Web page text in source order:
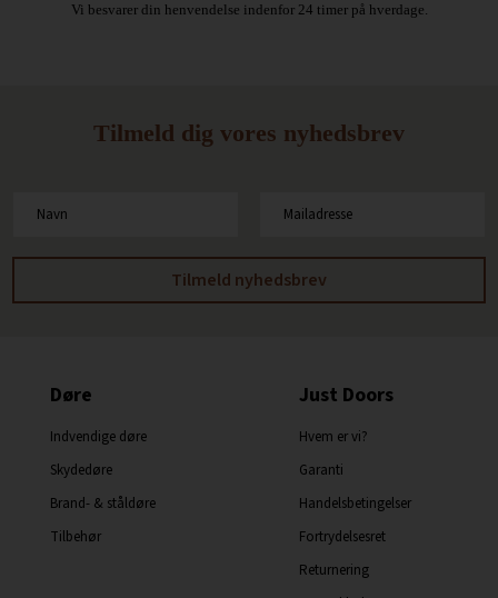
Vi besvarer din henvendelse indenfor 24 timer på hverdage.
Tilmeld dig vores nyhedsbrev
Døre
Indvendige døre
Skydedøre
Brand- & ståldøre
Tilbehør
Just Doors
Hvem er vi?
Garanti
Handelsbetingelser
Fortrydelsesret
Returnering